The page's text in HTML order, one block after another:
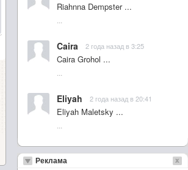
Riahnna Dempster ...
Caira 2 года назад в 3:25
Caira Grohol ...
Eliyah 2 года назад в 20:41
Eliyah Maletsky ...
Реклама